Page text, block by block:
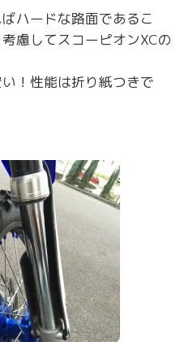
ハードな路面であるこ
慮してスコーピオンXCの
！性能は折り紙つきで